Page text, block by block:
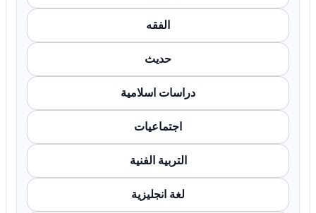
الفقه
حديث
دراسات اسلامية
اجتماعيات
التربية الفنية
لغة انجليزية